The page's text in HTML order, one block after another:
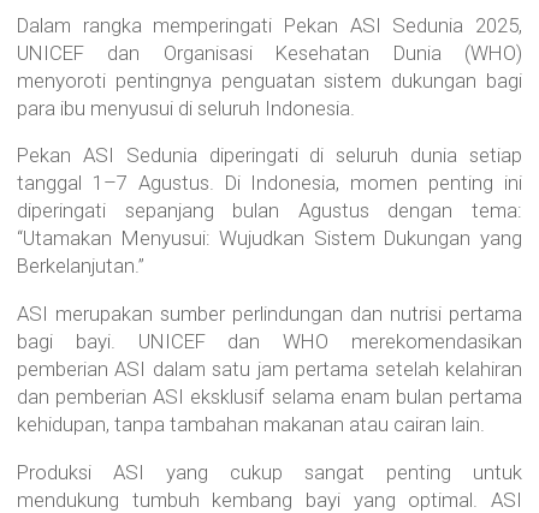
Dalam rangka memperingati Pekan ASI Sedunia 2025,
UNICEF dan Organisasi Kesehatan Dunia (WHO)
menyoroti pentingnya penguatan sistem dukungan bagi
para ibu menyusui di seluruh Indonesia.
Pekan ASI Sedunia diperingati di seluruh dunia setiap
tanggal 1–7 Agustus. Di Indonesia, momen penting ini
diperingati sepanjang bulan Agustus dengan tema:
“Utamakan Menyusui: Wujudkan Sistem Dukungan yang
Berkelanjutan.”
ASI merupakan sumber perlindungan dan nutrisi pertama
bagi bayi. UNICEF dan WHO merekomendasikan
pemberian ASI dalam satu jam pertama setelah kelahiran
dan pemberian ASI eksklusif selama enam bulan pertama
kehidupan, tanpa tambahan makanan atau cairan lain.
Produksi ASI yang cukup sangat penting untuk
mendukung tumbuh kembang bayi yang optimal. ASI